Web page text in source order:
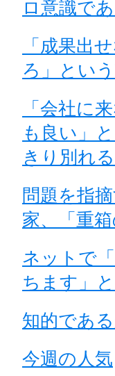
ロ意識で
「成果出
ろ」とい
「会社に
も良い」
きり別れる
問題を指
家、「重
ネットで
ちます」
知的であ
今週の人気